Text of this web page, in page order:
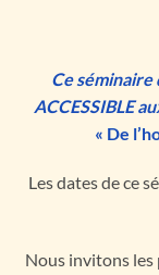
Ce séminaire
ACCESSIBLE
« De
Les dates de ce
Nous invitons les